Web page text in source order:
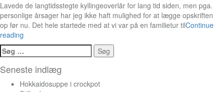
Lavede de langtidsstegte kyllingeoverlår for lang tid siden, men pga.
personlige årsager har jeg ikke haft mulighed for at lægge opskriften
op før nu. Det hele startede med at vi var på en familietur tilContinue
reading
Søg
efter:
Seneste indlæg
Hokkaidosuppe i crockpot